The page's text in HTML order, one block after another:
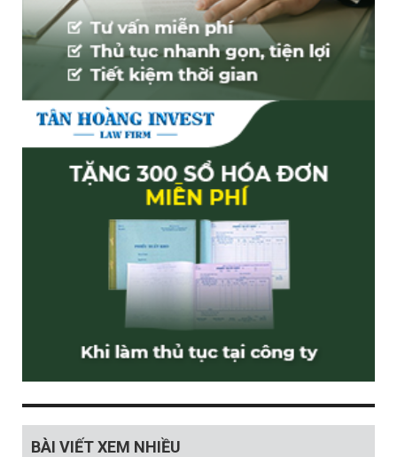
BÀI VIẾT XEM NHIỀU